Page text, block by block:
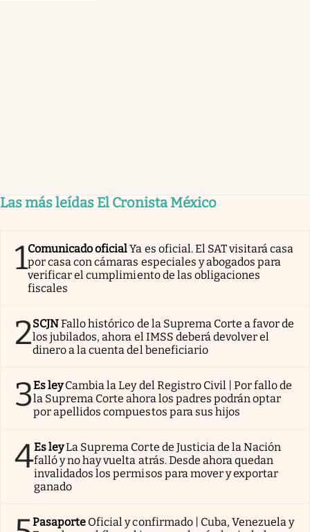
Las más leídas El Cronista México
1Comunicado oficialYa es oficial. El SAT visitará casa
por casa con cámaras especiales y abogados para
verificar el cumplimiento de las obligaciones
fiscales
2SCJNFallo histórico de la Suprema Corte a favor de
los jubilados, ahora el IMSS deberá devolver el
dinero a la cuenta del beneficiario
3Es ley Cambia la Ley del Registro Civil | Por fallo de
la Suprema Corte ahora los padres podrán optar
por apellidos compuestos para sus hijos
4Es leyLa Suprema Corte de Justicia de la Nación
falló y no hay vuelta atrás. Desde ahora quedan
invalidados los permisos para mover y exportar
ganado
Pasaporte Oficial y confirmado | Cuba, Venezuela y